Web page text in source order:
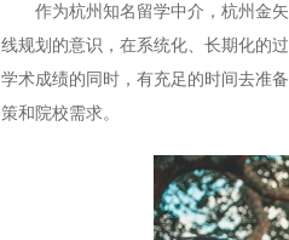
作为杭州知名留学中介，杭州金
线规划的意识，在系统化、长期化的
学术成绩的同时，有充足的时间去准
策和院校需求。